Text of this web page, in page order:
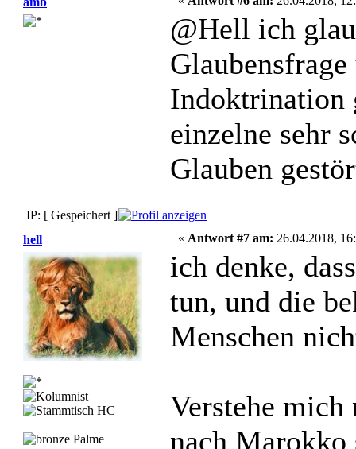
@Hell ich
Indoktrination
einzelne sehr
Glauben
IP: [ Gespeichert ]
hell
« Antwort #7 am: 26.04.2018,
ich denke,
tun, und die
Menschen
Verstehe
nach Marokko